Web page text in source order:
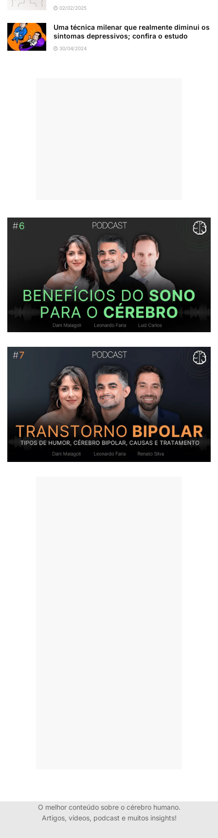
02/02/2025
Uma técnica milenar que realmente diminui os
sintomas depressivos; confira o estudo
30/04/2024
O melhor conteúdo sobre o cérebro humano.
Artigos, vídeos, podcast e muitos insights!